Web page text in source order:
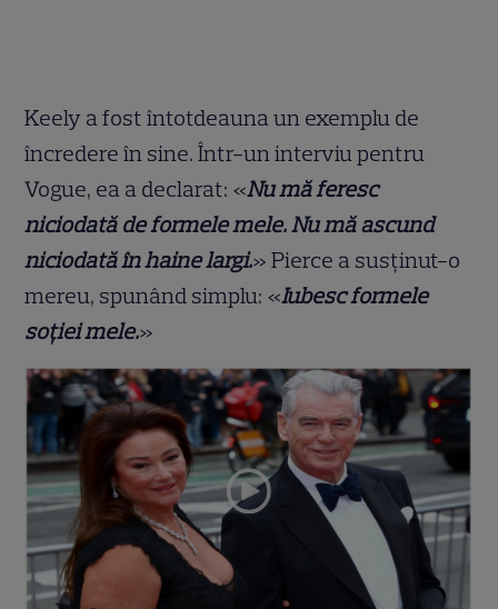
Keely a fost întotdeauna un exemplu de
încredere în sine. Într-un interviu pentru
Vogue, ea a declarat: «Nu mă feresc
niciodată de formele mele. Nu mă ascund
niciodată în haine largi.» Pierce a susținut-o
mereu, spunând simplu: «Iubesc formele
soției mele.»